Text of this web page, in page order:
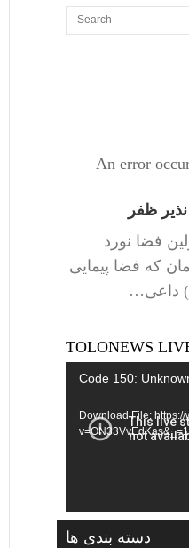
An error
ظفر
فضا نورد
که فضا پیمایی
داعی…
TOLONEWS
Video
Code 150:
Download File:
v=ON33VvEdKas&_=1
دسته بندی ها